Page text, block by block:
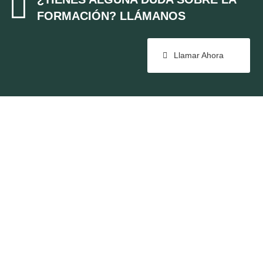

FORMACIÓN? LLÁMANOS
Llamar Ahora